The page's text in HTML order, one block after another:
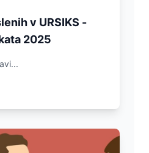
v URSIKS -
2025